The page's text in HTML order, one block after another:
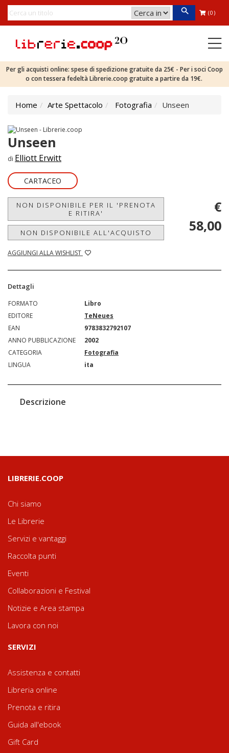
(0)
Per gli acquisti online: spese di spedizione gratuite da 25€ - Per i soci Coop
o con tessera fedeltà Librerie.coop gratuite a partire da 19€.
Home Arte Spettacolo Fotografia Unseen
Unseen
di Elliott Erwitt
CARTACEO
NON DISPONIBILE PER IL 'PRENOTA
E RITIRA'
NON DISPONIBILE ALL'ACQUISTO
AGGIUNGI ALLA WISHLIST
€
58,00
Dettagli
FORMATO
Libro
EDITORE
TeNeues
EAN
9783832792107
ANNO PUBBLICAZIONE
2002
CATEGORIA
Fotografia
LINGUA
ita
Descrizione
LIBRERIE.COOP
Chi siamo
Le Librerie
Servizi e vantaggi
Raccolta punti
Eventi
Collaborazioni e Festival
Notizie e Area stampa
Lavora con noi
SERVIZI
Assistenza e contatti
Libreria online
Prenota e ritira
Guida all'ebook
Gift Card